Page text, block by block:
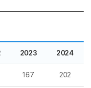
2023 2024
167 202